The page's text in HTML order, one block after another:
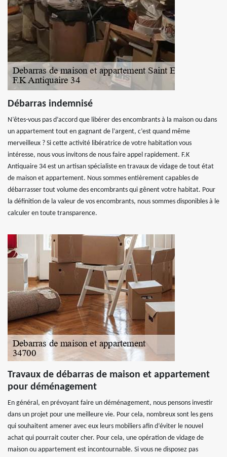
Débarras indemnisé
N’êtes-vous pas d’accord que libérer des encombrants à la maison ou dans
un appartement tout en gagnant de l’argent, c’est quand même
merveilleux ? Si cette activité libératrice de votre habitation vous
intéresse, nous vous invitons de nous faire appel rapidement. F.K
Antiquaire 34 est un artisan spécialiste en travaux de vidage de tout état
de maison et appartement. Nous sommes entièrement capables de
débarrasser tout volume des encombrants qui gênent votre habitat. Pour
la définition de la valeur de vos encombrants, nous sommes disponibles à le
calculer en toute transparence.
Travaux de débarras de maison et appartement
pour déménagement
En général, en prévoyant faire un déménagement, nous pensons investir
dans un projet pour une meilleure vie. Pour cela, nombreux sont les gens
qui souhaitent amener avec eux leurs mobiliers afin d’éviter le nouvel
achat qui pourrait couter cher. Pour cela, une opération de vidage de
maison ou appartement est incontournable. Si vous ne disposez pas